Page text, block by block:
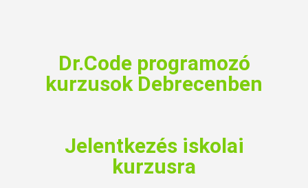
Dr.Code programozó
kurzusok Debrecenben
Jelentkezés iskolai
kurzusra